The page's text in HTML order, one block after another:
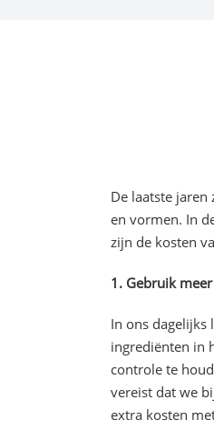
De laatste
en vormen. In
zijn de kosten
1. Gebruik
In ons dagelijks
ingrediënten in
controle te
vereist dat we
extra kosten